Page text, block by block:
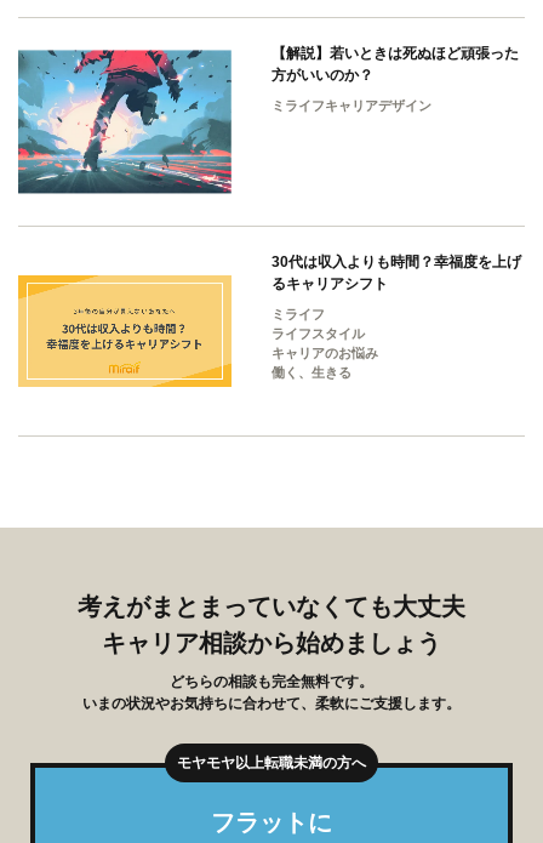
【解説】若いときは死ぬほど頑張った
方がいいのか？
ミライフキャリアデザイン
30代は収入よりも時間？幸福度を上げ
るキャリアシフト
ミライフ
ライフスタイル
キャリアのお悩み
働く、生きる
考えがまとまっていなくても大丈夫
キャリア相談から始めましょう
どちらの相談も完全無料です。
いまの状況やお気持ちに合わせて、柔軟にご支援します。
フラットに